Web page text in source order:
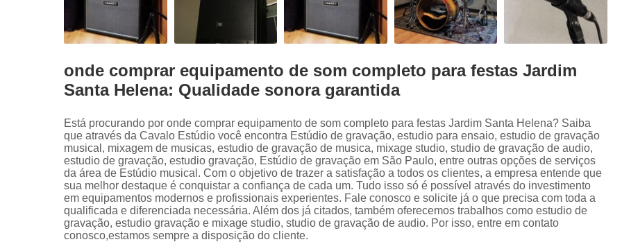
Estúdios para Ensaios Musicais de
Sala de Ensaio Musical
Edição de
Edição de Audiobook
Edição de
Estudio
Gravação de áudio
Gravação de Audiobook
Gravadora áudio
Gravar Audiobook
Locução de Rádio
Locução em Off
Locução para Propaganda
Locução Publicitária
Locução Rádio
onde comprar equipamento de som completo para festas Jardim
Santa Helena: Qualidade sonora garantida
Está procurando por onde comprar equipamento de som completo para festas Jardim Santa Helena? Saiba
que através da Cavalo Estúdio você encontra Estúdio de gravação, estudio para ensaio, estudio de gravação
musical, mixagem de musicas, estudio de gravação de musica, mixage studio, studio de gravação de audio,
estudio de gravação, estudio gravação, Estúdio de gravação em São Paulo, entre outras opções de serviços
da área de Estúdio musical. Com o objetivo de trazer a satisfação a todos os clientes, a empresa entende que
sua melhor destaque é conquistar a confiança de cada um. Tudo isso só é possível através do investimento
em equipamentos modernos e profissionais experientes. Fale conosco e solicite já o que precisa com toda a
qualificada e diferenciada necessária. Além dos já citados, também oferecemos trabalhos como estudio de
gravação, estudio gravação e mixage studio, studio de gravação de audio. Por isso, entre em contato
conosco,estamos sempre a disposição do cliente.